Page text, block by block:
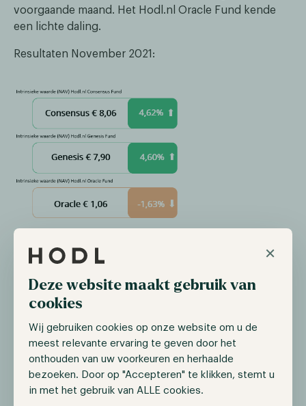
×
Deze website maakt gebruik van
cookies
Wij gebruiken cookies op onze website om u de
meest relevante ervaring te geven door het
onthouden van uw voorkeuren en herhaalde
bezoeken. Door op "Accepteren" te klikken, stemt u
in met het gebruik van ALLE cookies.
voorgaande maand. Het Hodl.nl Oracle Fund kende
een lichte daling.
Resultaten November 2021:
Hodl sluit aan bij BCNL
Hodl heeft zich officieel aangesloten bij de
Blockchain Netherlands Foundation (BCNL). BCNL is
een community van individuen, bedrijven en crypto-